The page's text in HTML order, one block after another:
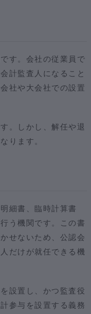
す。会社の従業員で
計監査人になること
社や大会社での設置
。しかし、解任や退
ります。
細書、臨時計算書
う機関です。この書
せないため、公認会
だけが就任できる機
設置し、かつ監査役
参与を設置する義務